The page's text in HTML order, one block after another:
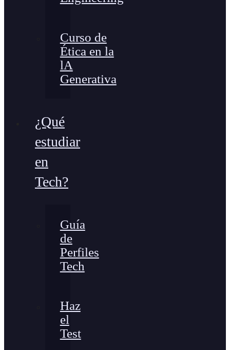
Curso de
Ética en la
lA
Generativa
¿Qué
estudiar
en
Tech?
Guía
de
Perfiles
Tech
Haz
el
Test